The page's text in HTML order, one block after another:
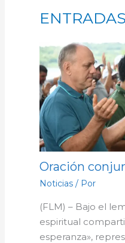
Oración
Noticias/ Por
(FLM) – Bajo el
espiritual
esperanza»,